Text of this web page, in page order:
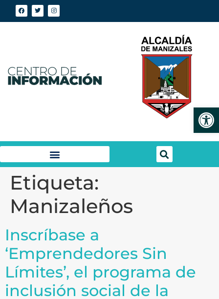
Etiqueta:
Manizaleños
Inscríbase a
‘Emprendedores Sin
Límites’, el programa de
inclusión social de la